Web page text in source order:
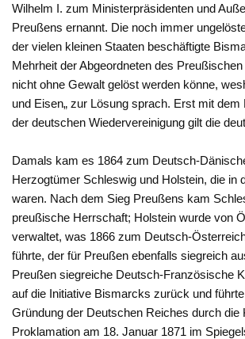
Wilhelm I. zum Ministerpräsidenten und
Preußens ernannt. Die noch immer
der vielen kleinen Staaten beschäftigte
Mehrheit der Abgeordneten des
nicht ohne Gewalt gelöst werden könne,
und Eisen„ zur Lösung sprach. Erst mit dem
der deutschen Wiedervereinigung gilt die
Damals kam es 1864 zum Deutsch-
Herzogtümer Schleswig und Holstein, die in
waren. Nach dem Sieg Preußens kam
preußische Herrschaft; Holstein wurde von
verwaltet, was 1866 zum Deutsch-
führte, der für Preußen ebenfalls siegreich
Preußen siegreiche Deutsch-Französische
auf die Initiative Bismarcks zurück und
Gründung der Deutschen Reiches durch die
Proklamation am 18. Januar 1871 im